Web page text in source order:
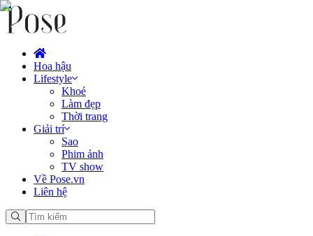
Hoa hậu
Lifestyle
Khoẻ
Làm đẹp
Thời trang
Giải trí
Sao
Phim ảnh
TV show
Về Pose.vn
Liên hệ